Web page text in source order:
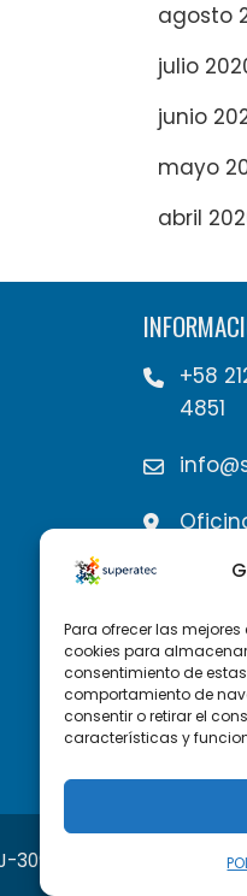
Para ofrecer las
cookies para
consentimiento de
comportamiento de
consentir o retirar el
características y
agosto
julio
junio
mayo
abril
+58
4851
30938391-4